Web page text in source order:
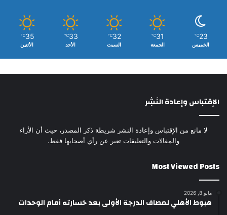
23
℃
الخميس
31
℃
الجمعة
32
℃
السبت
33
℃
الأحد
35
℃
الأثنين
الإقتباس وإعادة النَشِر
لا مانع من الإقتباس وإعادة النشر شريطة ذكر المصدر، حيث أن الأراء
والمقالات والتعليقات تعبر عن رأي أصحابها فقط.
Most Viewed Posts
مايو 8, 2026
هبوط الأهلي لمصاف الدرجة الأولى بعد خسارته أمام الوحدات